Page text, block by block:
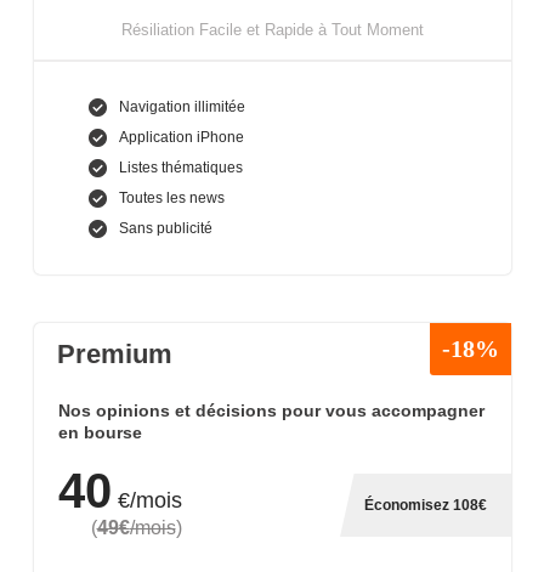
Résiliation Facile et Rapide à Tout Moment
Navigation illimitée
Application iPhone
Listes thématiques
Toutes les news
Sans publicité
Premium -18%
Nos opinions et décisions pour vous accompagner
en bourse
40 €/mois
(49€/mois)
Économisez 108€